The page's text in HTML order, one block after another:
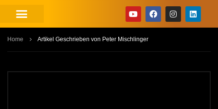
Home Artikel Geschrieben von Peter Mischlinger